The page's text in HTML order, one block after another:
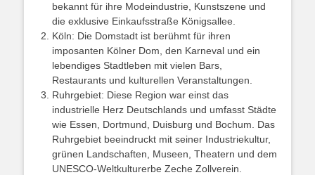
bekannt für ihre Modeindustrie, Kunstszene und
die exklusive Einkaufsstraße Königsallee.
Köln: Die Domstadt ist berühmt für ihren
imposanten Kölner Dom, den Karneval und ein
lebendiges Stadtleben mit vielen Bars,
Restaurants und kulturellen Veranstaltungen.
Ruhrgebiet: Diese Region war einst das
industrielle Herz Deutschlands und umfasst Städte
wie Essen, Dortmund, Duisburg und Bochum. Das
Ruhrgebiet beeindruckt mit seiner Industriekultur,
grünen Landschaften, Museen, Theatern und dem
UNESCO-Weltkulturerbe Zeche Zollverein.